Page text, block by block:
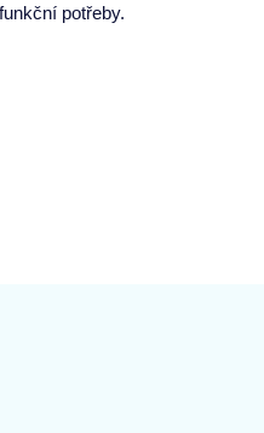
potřeby.